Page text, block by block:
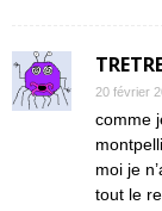
20 février
comme
moi je
tout le